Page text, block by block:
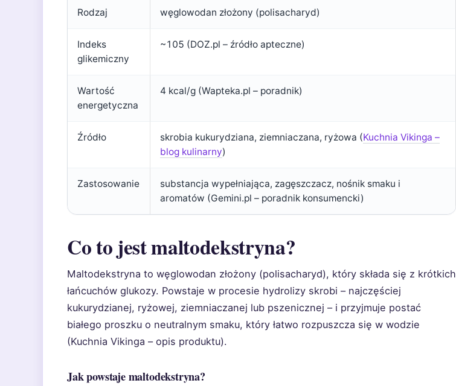
Rodzaj węglowodan złożony (polisacharyd)
Indeks
glikemiczny
~105 (DOZ.pl – źródło apteczne)
Wartość
energetyczna
4 kcal/g (Wapteka.pl – poradnik)
Źródło skrobia kukurydziana, ziemniaczana, ryżowa (Kuchnia Vikinga –
blog kulinarny)
Zastosowanie
substancja wypełniająca, zagęszczacz, nośnik smaku i
aromatów (Gemini.pl – poradnik konsumencki)
Co to jest maltodekstryna?
Maltodekstryna to węglowodan złożony (polisacharyd), który składa się z krótkich
łańcuchów glukozy. Powstaje w procesie hydrolizy skrobi – najczęściej
kukurydzianej, ryżowej, ziemniaczanej lub pszenicznej – i przyjmuje postać
białego proszku o neutralnym smaku, który łatwo rozpuszcza się w wodzie
(Kuchnia Vikinga – opis produktu).
Jak powstaje maltodekstryna?